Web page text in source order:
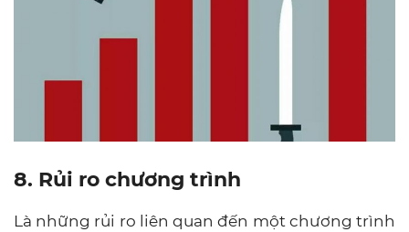
8. Rủi ro chương trình
Là những rủi ro liên quan đến một chương trình